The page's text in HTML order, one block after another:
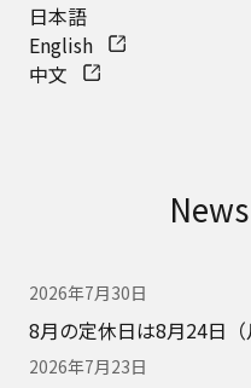
日本語
English
中文
2026年7月30日
8月の定休日は8月24日（
2026年7月23日